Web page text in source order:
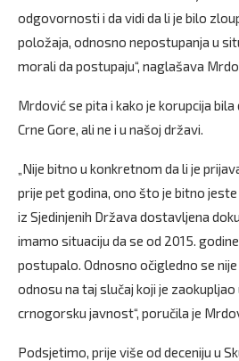
odgovornosti i da vidi da li je bilo
položaja, odnosno nepostupanja u
morali da postupaju“, naglašava
Mrdović se pita i kako je korupcija
Crne Gore, ali ne i u našoj državi.
„Nije bitno u konkretnom da li je
prije pet godina, ono što je bitno jeste
iz Sjedinjenih Država dostavljena
imamo situaciju da se od 2015.
postupalo. Odnosno očigledno se
odnosu na taj slučaj koji je
crnogorsku javnost“, poručila je
Podsjetimo, prije više od deceniju u